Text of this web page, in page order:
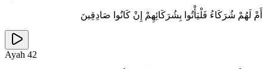
أَمْ لَهُمْ شُرَكَاءُ فَلْيَأْتُوا بِشُرَكَائِهِمْ إِنْ كَانُوا صَادِقِينَ
Ayah 42